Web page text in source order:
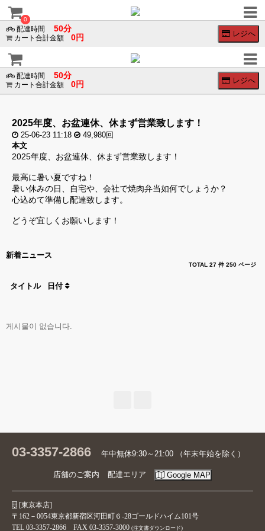
0 ×
会
員
ロ
グ
イ
ログイン
の
ロ
グ
ン
Google
文
会
確
認
配達時間 50分
カート合計金額 0円 レジへ
0 ×
配達時間 50分
カート合計金額 0円 レジへ
2025年度、お盆連休、休まず営業致します！
25-06-23 11:18
49,980回
本文
2025年度、お盆連休、休まず営業致します！
最高に暑い夏ですね！
暑い休みの日、自宅や、会社で焼肉弁当如何でしょうか？
心込めて準備し配達致します。
どうぞ宜しくお願いします！
新着ニュース
TOTAL 27 件 250 ページ
タイトル 日付
게시물이 없습니다.
03-3357-2866 年中無休9:30～21:00 （年末年始を除く）
店舗のご案内 配達エリア Google MAP
[東京本店]
〒162－0054東京都新宿区河田町６-28ゴールドハイム101号
TEL 03-3357-2866 FAX 03-3357-3000 (注文書ダウンロード)